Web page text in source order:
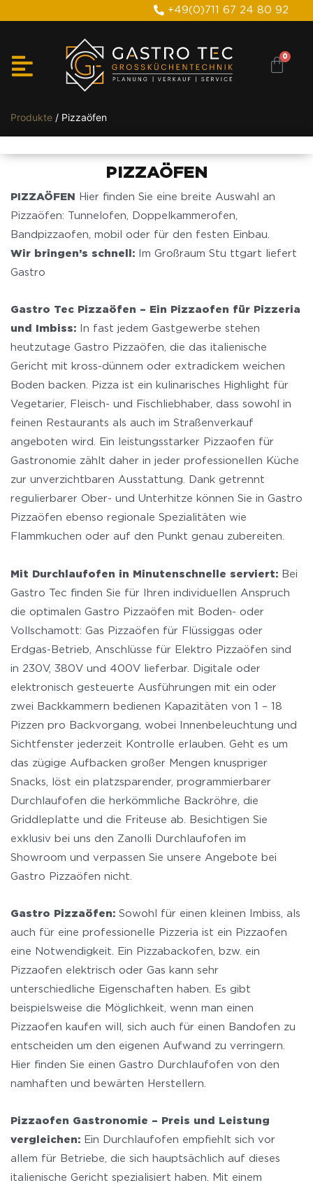
+49(0)711 67 24 80 92
Produkte / Pizzaöfen
PIZZAÖFEN
PIZZAÖFEN Hier finden Sie eine breite Auswahl an
Pizzaöfen: Tunnelofen, Doppelkammerofen,
Bandpizzaofen, mobil oder für den festen Einbau.
Wir bringen’s schnell: Im Großraum Stu ttgart liefert
Gastro
Gastro Tec Pizzaöfen – Ein Pizzaofen für Pizzeria
und Imbiss: In fast jedem Gastgewerbe stehen
heutzutage Gastro Pizzaöfen, die das italienische
Gericht mit kross-dünnem oder extradickem weichen
Boden backen. Pizza ist ein kulinarisches Highlight für
Vegetarier, Fleisch- und Fischliebhaber, dass sowohl in
feinen Restaurants als auch im Straßenverkauf
angeboten wird. Ein leistungsstarker Pizzaofen für
Gastronomie zählt daher in jeder professionellen Küche
zur unverzichtbaren Ausstattung. Dank getrennt
regulierbarer Ober- und Unterhitze können Sie in Gastro
Pizzaöfen ebenso regionale Spezialitäten wie
Flammkuchen oder auf den Punkt genau zubereiten.
Mit Durchlaufofen in Minutenschnelle serviert: Bei
Gastro Tec finden Sie für Ihren individuellen Anspruch
die optimalen Gastro Pizzaöfen mit Boden- oder
Vollschamott: Gas Pizzaöfen für Flüssiggas oder
Erdgas-Betrieb, Anschlüsse für Elektro Pizzaöfen sind
in 230V, 380V und 400V lieferbar. Digitale oder
elektronisch gesteuerte Ausführungen mit ein oder
zwei Backkammern bedienen Kapazitäten von 1 – 18
Pizzen pro Backvorgang, wobei Innenbeleuchtung und
Sichtfenster jederzeit Kontrolle erlauben. Geht es um
das zügige Aufbacken großer Mengen knuspriger
Snacks, löst ein platzsparender, programmierbarer
Durchlaufofen die herkömmliche Backröhre, die
Griddleplatte und die Friteuse ab. Besichtigen Sie
exklusiv bei uns den Zanolli Durchlaufofen im
Showroom und verpassen Sie unsere Angebote bei
Gastro Pizzaöfen nicht.
Gastro Pizzaöfen: Sowohl für einen kleinen Imbiss, als
auch für eine professionelle Pizzeria ist ein Pizzaofen
eine Notwendigkeit. Ein Pizzabackofen, bzw. ein
Pizzaofen elektrisch oder Gas kann sehr
unterschiedliche Eigenschaften haben. Es gibt
beispielsweise die Möglichkeit, wenn man einen
Pizzaofen kaufen will, sich auch für einen Bandofen zu
entscheiden um den eigenen Aufwand zu verringern.
Hier finden Sie einen Gastro Durchlaufofen von den
namhaften und bewärten Herstellern.
Pizzaofen Gastronomie – Preis und Leistung
vergleichen: Ein Durchlaufofen empfiehlt sich vor
allem für Betriebe, die sich hauptsächlich auf dieses
italienische Gericht spezialisiert haben. Mit einem